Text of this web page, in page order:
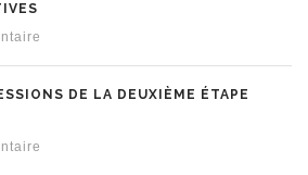
DE LA DEUXIÈME ÉTAPE